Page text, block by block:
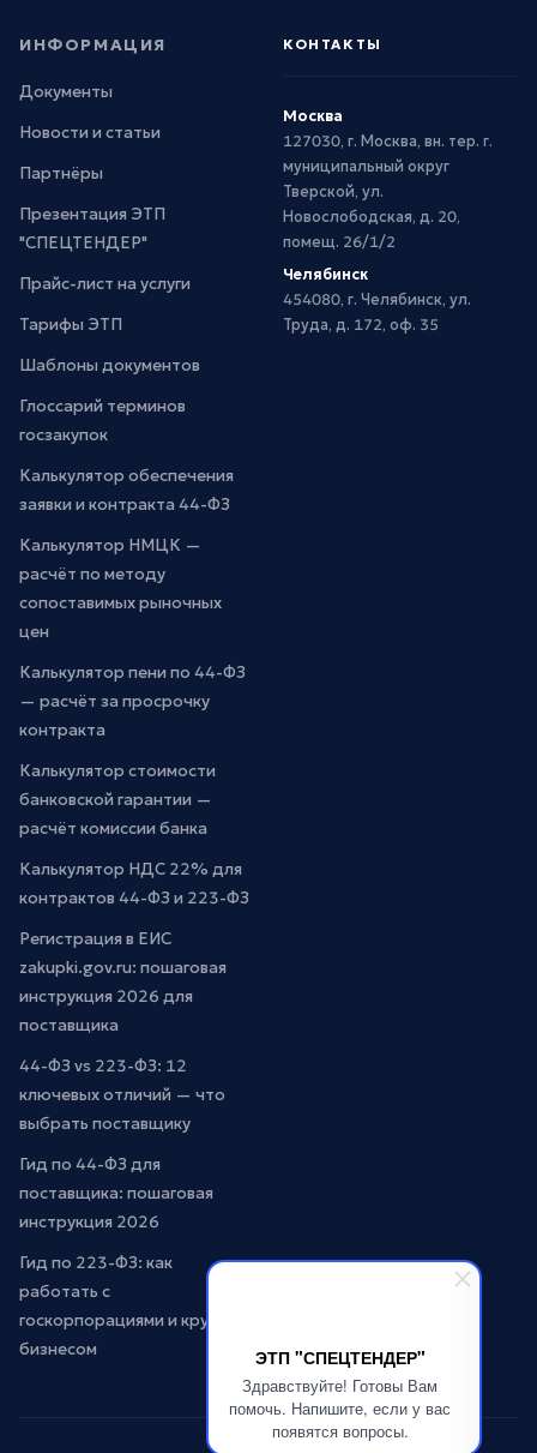
ЭТП "СПЕЦТЕНДЕР"
Здравствуйте! Готовы Вам
помочь. Напишите, если у вас
появятся вопросы.
ИНФОРМАЦИЯ
Документы
Новости и статьи
Партнёры
Презентация ЭТП
"СПЕЦТЕНДЕР"
Прайс-лист на услуги
Тарифы ЭТП
Шаблоны документов
Глоссарий терминов
госзакупок
Калькулятор обеспечения
заявки и контракта 44-ФЗ
Калькулятор НМЦК —
расчёт по методу
сопоставимых рыночных
цен
Калькулятор пени по 44-ФЗ
— расчёт за просрочку
контракта
Калькулятор стоимости
банковской гарантии —
расчёт комиссии банка
Калькулятор НДС 22% для
контрактов 44-ФЗ и 223-ФЗ
Регистрация в ЕИС
zakupki.gov.ru: пошаговая
инструкция 2026 для
поставщика
44-ФЗ vs 223-ФЗ: 12
ключевых отличий — что
выбрать поставщику
Гид по 44-ФЗ для
поставщика: пошаговая
инструкция 2026
Гид по 223-ФЗ: как
работать с
госкорпорациями и крупным
бизнесом
КОНТАКТЫ
Москва
127030, г. Москва, вн. тер. г.
муниципальный округ
Тверской, ул.
Новослободская, д. 20,
помещ. 26/1/2
Челябинск
454080, г. Челябинск, ул.
Труда, д. 172, оф. 35